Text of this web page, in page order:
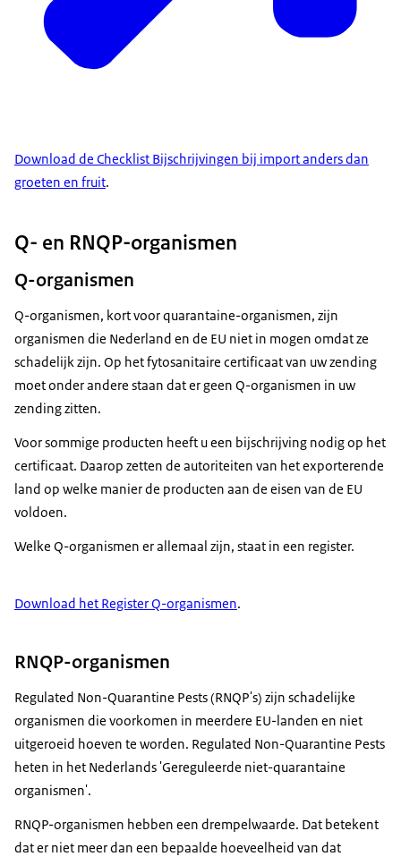
Download de Checklist Bijschrijvingen bij import anders dan
groeten en fruit.
Q- en RNQP-organismen
Q-organismen
Q-organismen, kort voor quarantaine-organismen, zijn
organismen die Nederland en de EU niet in mogen omdat ze
schadelijk zijn. Op het fytosanitaire certificaat van uw zending
moet onder andere staan dat er geen Q-organismen in uw
zending zitten.
Voor sommige producten heeft u een bijschrijving nodig op het
certificaat. Daarop zetten de autoriteiten van het exporterende
land op welke manier de producten aan de eisen van de EU
voldoen.
Welke Q-organismen er allemaal zijn, staat in een register.
Download het Register Q-organismen.
RNQP-organismen
Regulated Non-Quarantine Pests (RNQP's) zijn schadelijke
organismen die voorkomen in meerdere EU-landen en niet
uitgeroeid hoeven te worden. Regulated Non-Quarantine Pests
heten in het Nederlands 'Gereguleerde niet-quarantaine
organismen'.
RNQP-organismen hebben een drempelwaarde. Dat betekent
dat er niet meer dan een bepaalde hoeveelheid van dat